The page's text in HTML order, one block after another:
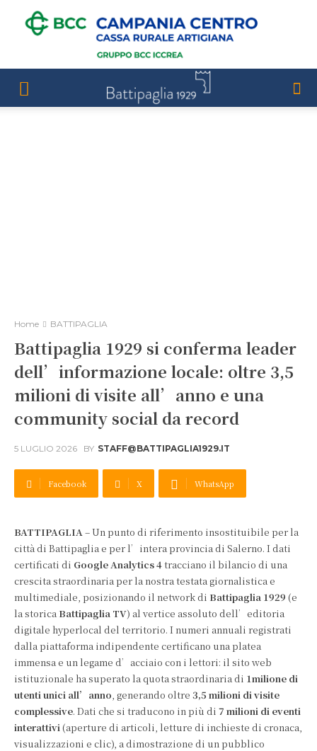
Home BATTIPAGLIA
Battipaglia 1929 si conferma leader
dell’informazione locale: oltre 3,5
milioni di visite all’anno e una
community social da record
5 LUGLIO 2026 BY STAFF@BATTIPAGLIA1929.IT
Facebook X WhatsApp
BATTIPAGLIA– Un punto di riferimento insostituibile per la
città di Battipaglia e per l’intera provincia di Salerno. I dati
certificati di Google Analytics 4tracciano il bilancio di una
crescita straordinaria per la nostra testata giornalistica e
multimediale, posizionando il network di Battipaglia 1929 (e
la storica Battipaglia TV) al vertice assoluto dell’editoria
digitale hyperlocal del territorio. I numeri annuali registrati
dalla piattaforma indipendente certificano una platea
immensa e un legame d’acciaio con i lettori: il sito web
istituzionale ha superato la quota straordinaria di 1milione di
utenti unici all’anno, generando oltre 3,5 milioni di visite
complessive. Dati che si traducono in più di 7 milioni di eventi
interattivi (aperture di articoli, letture di inchieste di cronaca,
visualizzazioni e clic), a dimostrazione di un pubblico